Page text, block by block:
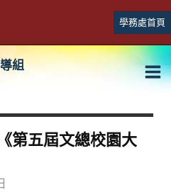
學務處首頁
組
第五屆文總校園大